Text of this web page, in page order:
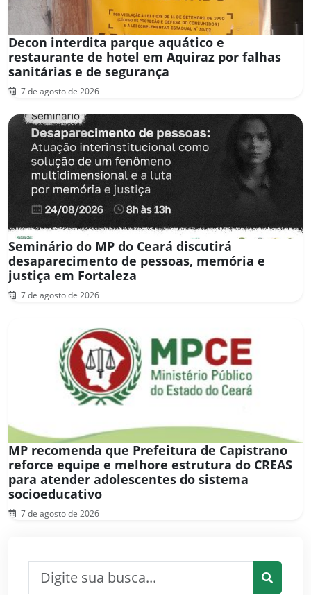
Decon interdita parque aquático e
restaurante de hotel em Aquiraz por falhas
sanitárias e de segurança
7 de agosto de 2026
Seminário do MP do Ceará discutirá
desaparecimento de pessoas, memória e
justiça em Fortaleza
7 de agosto de 2026
MP recomenda que Prefeitura de Capistrano
reforce equipe e melhore estrutura do CREAS
para atender adolescentes do sistema
socioeducativo
7 de agosto de 2026